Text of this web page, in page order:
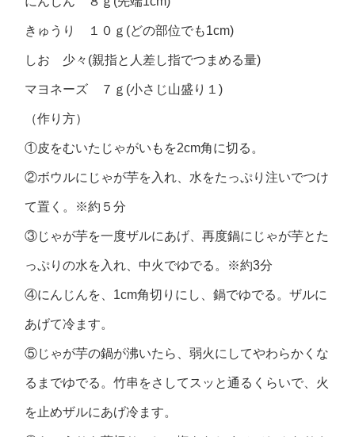
きゅうり １０ｇ(どの部位でも1cm)
しお 少々(親指と人差し指でつまめる量)
マヨネーズ ７ｇ(小さじ山盛り１)
（作り方）
①皮をむいたじゃがいもを2cm角に切る。
②ボウルにじゃが芋を入れ、水をたっぷり注いでつけ
て置く。※約５分
③じゃが芋を一度ザルにあげ、再度鍋にじゃが芋とた
っぷりの水を入れ、中火でゆでる。※約3分
④にんじんを、1cm角切りにし、鍋でゆでる。ザルに
あげて冷ます。
⑤じゃが芋の鍋が沸いたら、弱火にしてやわらかくな
るまでゆでる。竹串をさしてスッと通るくらいで、火
を止めザルにあげ冷ます。